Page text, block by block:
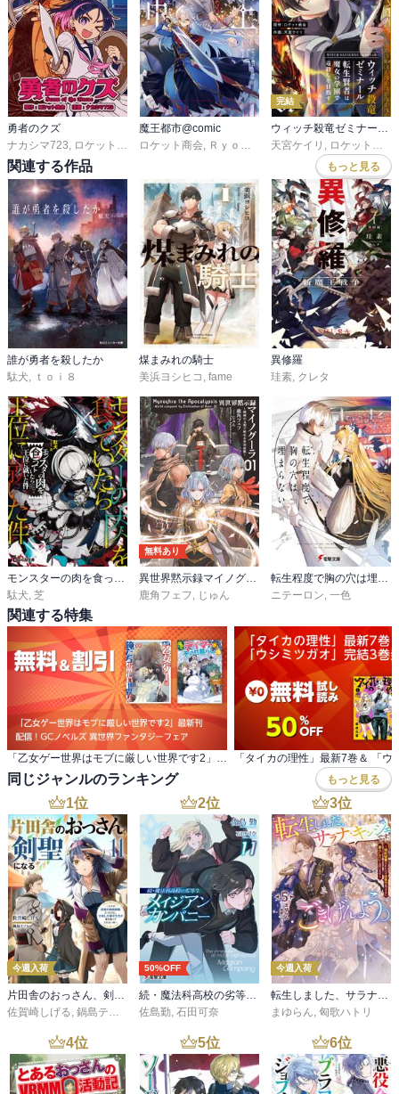
す。読後には、ただのダークファンタジーでは終わらない、骨太で
余韻の残る物語として強い印象を残す一作であった。
勇者のクズ
ナカシマ723
ロケット商会
魔王都市@comic
ロケット商会
Ｒｙｏｔａ－Ｈ ,桜 イオン
完結
天宮ケイリ
ロケット商会
関連する作品 もっと見る
誰が勇者を殺したか
駄犬, ｔｏｉ８
煤まみれの騎士
美浜ヨシヒコ , fame
異修羅
珪素, クレタ
駄犬 芝
無料あり
鹿角フェフ
じゅん
ニテーロン 一色
関連する特集
同じジャンルのランキング もっと見る
1位
今週入荷
片田舎のおっさん、剣聖になる 11 ～ただの田舎の剣術師範だったのに、大成した弟子たちが俺を放ってくれない件～
佐賀崎しげる, 鍋島テツヒロ
2位
50%OFF
続・魔法科高校の劣等生 メイジアン・カンパニー(11)
佐島勤, 石田可奈
3位
今週入荷
転生しました、サラナ・キンジェです。ごきげんよう。５ ～婚約破棄されたので田舎で気ままに暮らしたいと思います～【電子書店共通特典SS付】
まゆらん, 匈歌ハトリ
4位 5位 6位